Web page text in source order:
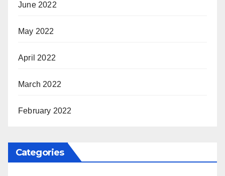
June 2022
May 2022
April 2022
March 2022
February 2022
Categories